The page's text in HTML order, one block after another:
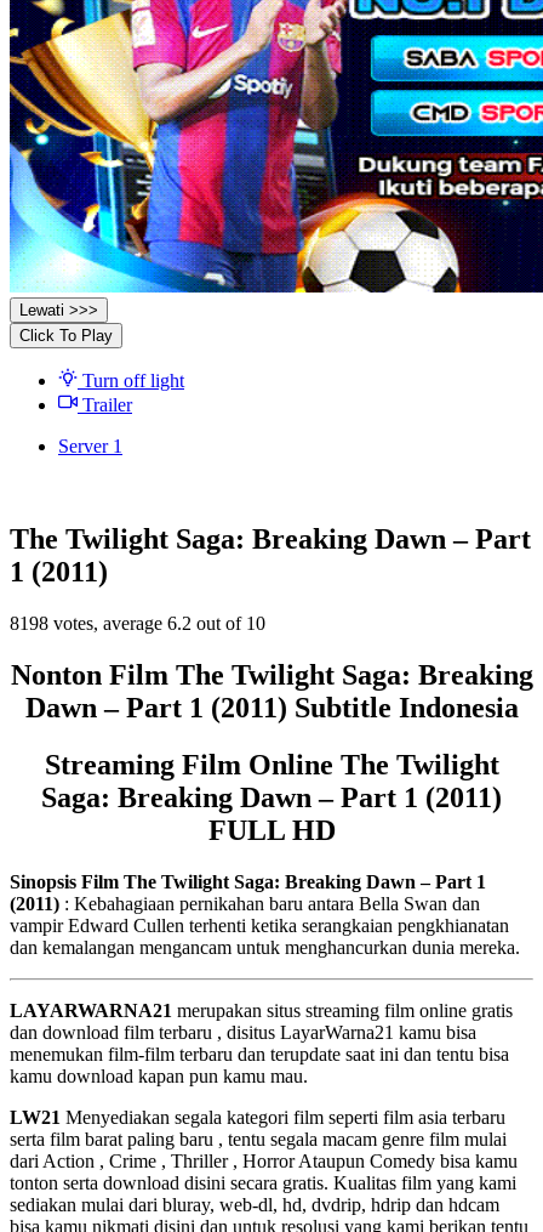
Lewati >>>
Click To Play
Turn off light
Trailer
Server 1
The Twilight Saga: Breaking Dawn – Part
1 (2011)
8198 votes, average 6.2 out of 10
Nonton Film The Twilight Saga: Breaking
Dawn – Part 1 (2011) Subtitle Indonesia
Streaming Film Online The Twilight
Saga: Breaking Dawn – Part 1 (2011)
FULL HD
Sinopsis Film The Twilight Saga: Breaking Dawn – Part 1
(2011) : Kebahagiaan pernikahan baru antara Bella Swan dan
vampir Edward Cullen terhenti ketika serangkaian pengkhianatan
dan kemalangan mengancam untuk menghancurkan dunia mereka.
LAYARWARNA21 merupakan situs streaming film online gratis
dan download film terbaru , disitus LayarWarna21 kamu bisa
menemukan film-film terbaru dan terupdate saat ini dan tentu bisa
kamu download kapan pun kamu mau.
LW21 Menyediakan segala kategori film seperti film asia terbaru
serta film barat paling baru , tentu segala macam genre film mulai
dari Action , Crime , Thriller , Horror Ataupun Comedy bisa kamu
tonton serta download disini secara gratis. Kualitas film yang kami
sediakan mulai dari bluray, web-dl, hd, dvdrip, hdrip dan hdcam
bisa kamu nikmati disini dan untuk resolusi yang kami berikan tentu